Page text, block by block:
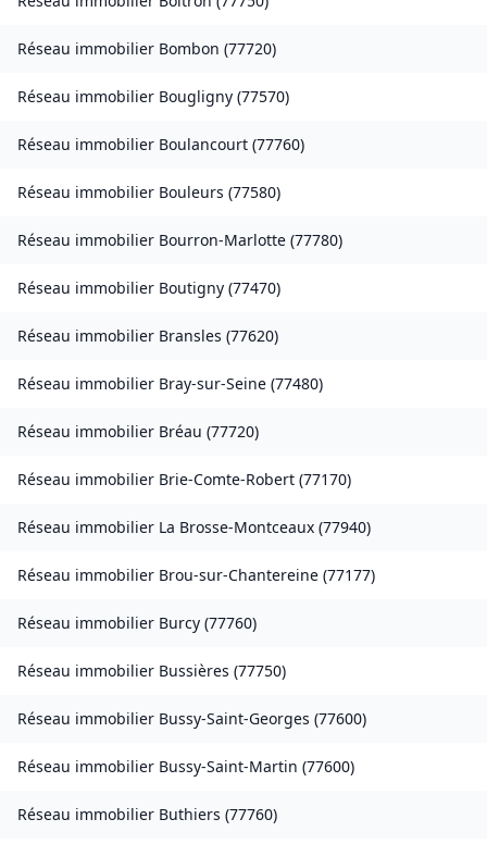
Réseau immobilier Bombon (77720)
Réseau immobilier Bougligny (77570)
Réseau immobilier Boulancourt (77760)
Réseau immobilier Bouleurs (77580)
Réseau immobilier Bourron-Marlotte (77780)
Réseau immobilier Boutigny (77470)
Réseau immobilier Bransles (77620)
Réseau immobilier Bray-sur-Seine (77480)
Réseau immobilier Bréau (77720)
Réseau immobilier Brie-Comte-Robert (77170)
Réseau immobilier La Brosse-Montceaux (77940)
Réseau immobilier Brou-sur-Chantereine (77177)
Réseau immobilier Burcy (77760)
Réseau immobilier Bussières (77750)
Réseau immobilier Bussy-Saint-Georges (77600)
Réseau immobilier Bussy-Saint-Martin (77600)
Réseau immobilier Buthiers (77760)